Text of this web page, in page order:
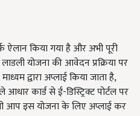
ऐलान किया गया है और अभी पूरी
योजना की आवेदन प्रक्रिया पर
द्वारा अप्लाई किया जाता है,
कार्ड से ई-डिस्ट्रिक्ट पोर्टल पर
आप इस योजना के लिए अप्लाई कर